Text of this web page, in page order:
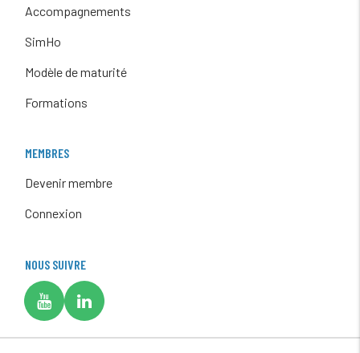
Accompagnements
SimHo
Modèle de maturité
Formations
MEMBRES
Devenir membre
Connexion
NOUS SUIVRE